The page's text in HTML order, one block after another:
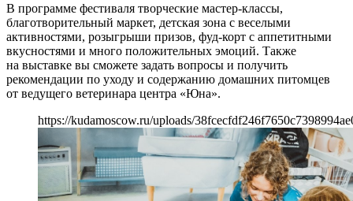
В программе фестиваля творческие мастер-классы,
благотворительный маркет, детская зона с веселыми
активностями, розыгрыши призов, фуд-корт с аппетитными
вкусностями и много положительных эмоций. Также
на выставке вы сможете задать вопросы и получить
рекомендации по уходу и содержанию домашних питомцев
от ведущего ветеринара центра «Юна».
https://kudamoscow.ru/uploads/